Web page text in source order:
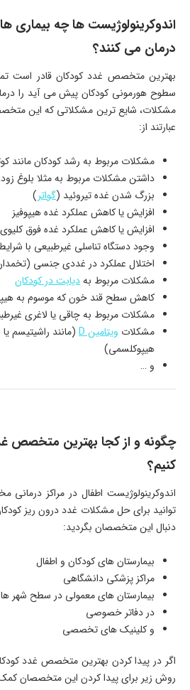
اندوکرینولوژیست ها چه بیماری
درمان می ‌کنند؟
بهترین متخصص غدد کودکان قادر است
سطوح هورمونی کودکان پیش می آید را
مشکلات، شایع ترین مشکلاتی که این
عبارتند از:
مشکلات مربوط به رشد کودکان مانند
داشتن مشکلات مربوط به مثلا بلوغ
بزرگ شدن غده تیروئید (گواتر)
افزایش یا کاهش عملکرد غده هیپوفیز
افزایش یا کاهش عملکرد غده فوق کلیوی
وجود دستگاه تناسلی غیرطبیعی با
اختلال عملکرد در غددی جنسی
مشکلات مربوط بهدیابت در کودکان
کاهش سطح قند خون که موسوم به
مشکلات مربوط به چاقی یا لاغری
مشکلات ویتامین D
(مانند راشیتیسم
هیپوکلسمی)
و …
چگونه و از کجا بهترین متخصص
کنیم؟
اندوکرینولوژیست اطفال در مراکز درمانی
توانید برای حل مشکلات غدد درون ریز
دنبال این متخصصان بگردید:
بیمارستان های کودکان و اطفال
مراکز پزشکی دانشگاهی
بیمارستان های معمولی در سطح شهر ها
در دفاتر خصوصی
و کلینیک های تخصصی
اگر در پیدا کردن بهترین متخصص غدد
روش زیر برای پیدا کردن این متخصصان